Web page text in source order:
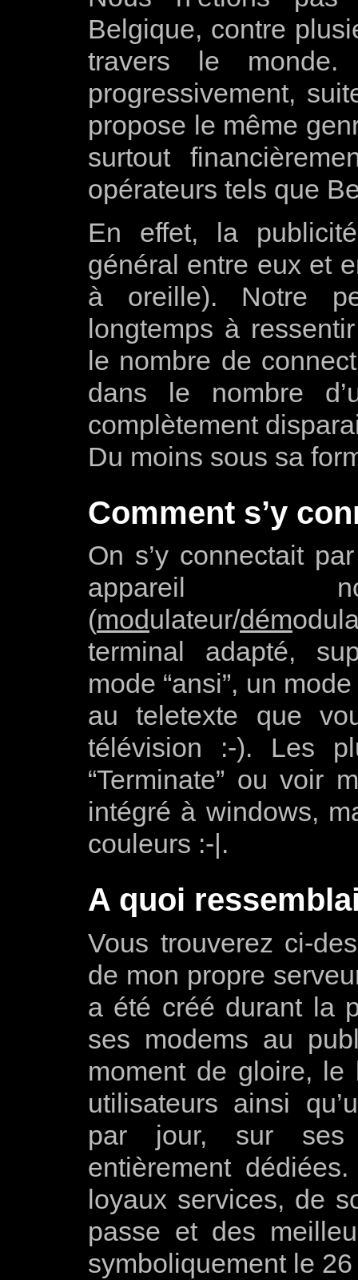
Belgique, contre
travers le
progressivement,
propose le même
surtout
opérateurs tels que
En effet, la
général entre eux et
à oreille). Notre
longtemps à
le nombre de
dans le nombre
complètement
Du moins sous sa
Comment s’y
On s’y connectait
appareil
(modulateur/dém
terminal adapté,
mode “ansi”, un
au teletexte que
télévision :-). Les
“Terminate” ou voir
intégré à windows,
couleurs :-|.
A quoi
Vous trouverez ci-
de mon propre
a été créé durant la
ses modems au
moment de gloire,
utilisateurs ainsi
par jour, sur ses
entièrement
loyaux services, de
passe et des
symboliquement le